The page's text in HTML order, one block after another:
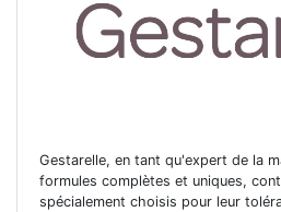
Gestarelle, en tant qu'expert de la
formules complètes et uniques,
spécialement choisis pour leur